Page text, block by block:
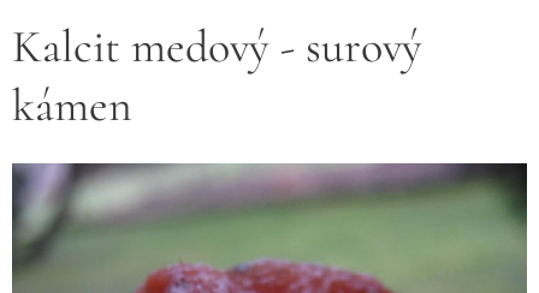
Kalcit medový - surový
kámen